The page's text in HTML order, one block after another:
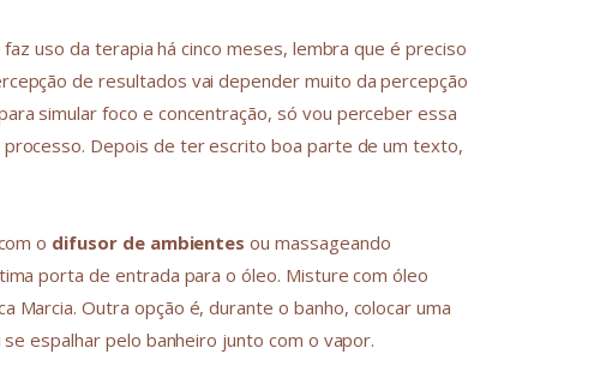
uso da terapia há cinco meses, lembra que é preciso
de resultados vai depender muito da percepção
simular foco e concentração, só vou perceber essa
Depois de ter escrito boa parte de um texto,
o difusor de ambientes ou massageando
porta de entrada para o óleo. Misture com óleo
Marcia. Outra opção é, durante o banho, colocar uma
espalhar pelo banheiro junto com o vapor.